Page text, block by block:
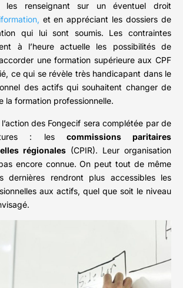
les renseignant sur un éventuel droit
et en appréciant les dossiers de
qui lui sont soumis. Les contraintes
à l’heure actuelle les possibilités de
une formation supérieure aux CPF
ce qui se révèle très handicapant dans le
des actifs qui souhaitent changer de
la formation professionnelle.
des Fongecif sera complétée par de
: les commissions paritaires
régionales (CPIR). Leur organisation
encore connue. On peut tout de même
dernières rendront plus accessibles les
aux actifs, quel que soit le niveau